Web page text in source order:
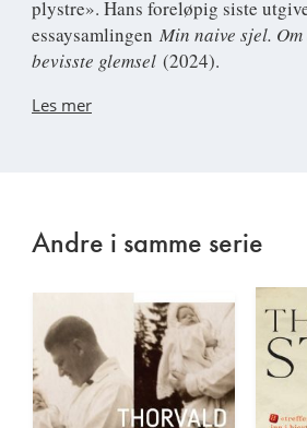
plystre». Hans foreløpig siste
essaysamlingen Min naive sjel.
bevisste glemsel (2024).
Les mer
Andre i samme serie